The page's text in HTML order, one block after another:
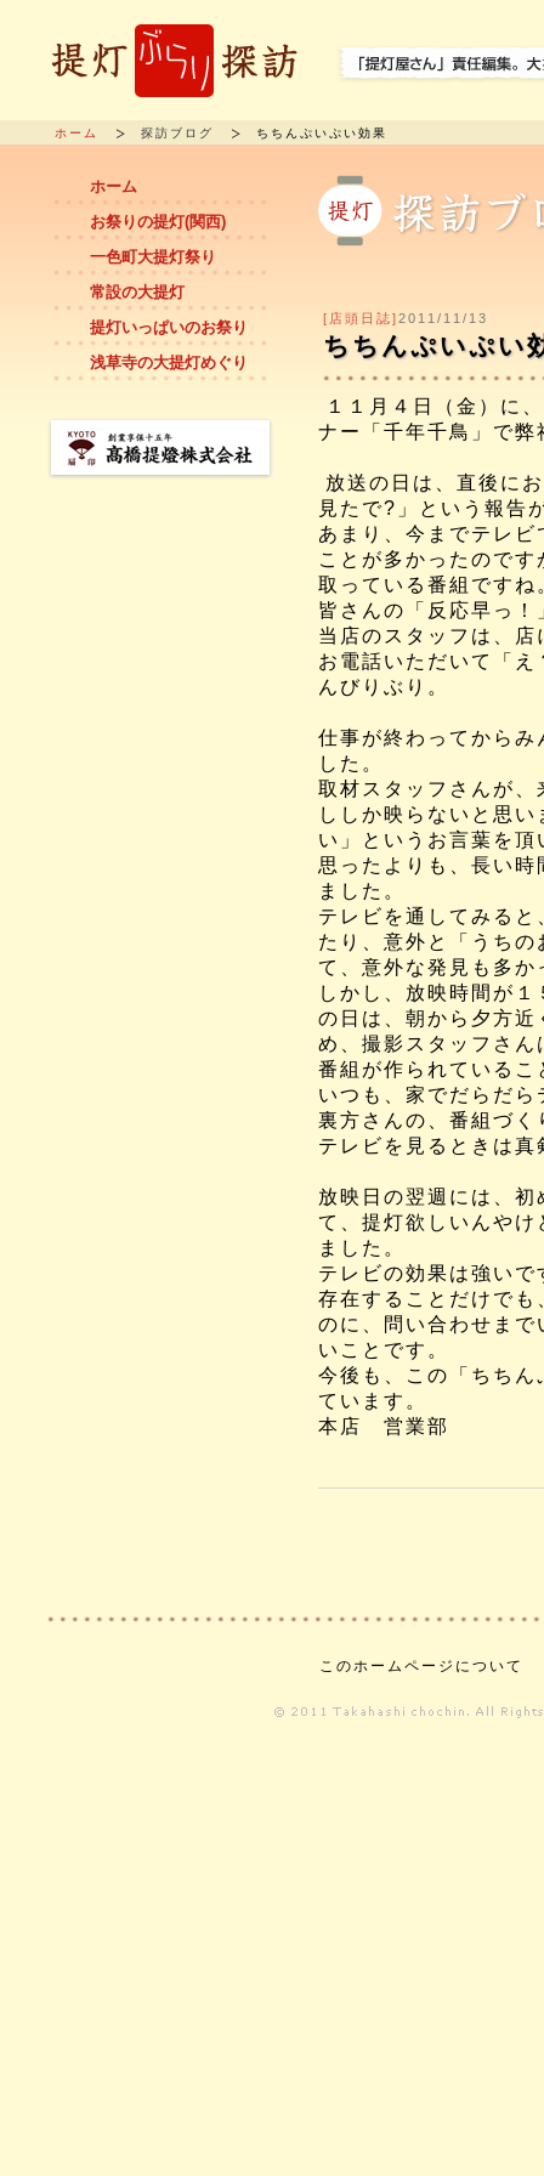
ホーム 探訪ブログ ちちんぷいぷい効果
[店頭日誌]2011/11/13
ちちんぷいぷい
１１月４日（金）に
ナー「千年千鳥」で弊
放送の日は、直後に
見たで?」
という報告
あまり、今までテレ
ことが多かったのです
取っている番組ですね
皆さんの「 反応早っ！
当店のスタッフは、
お電話いただいて「
んびりぶり。
仕事が終わってから
した。
取材スタッフさんが
ししか映らないと思
い」
というお言葉を
思ったよりも、長い
ました。
テレビを通してみる
たり、 意外と「うちの
て、 意外な発見も多か
しかし、放映時間が
の日は、 朝から夕方近
め、 撮影スタッフさん
番組が作られているこ
いつも、家でだらだ
裏方さんの、番組づ
テレビを見るときは
放映日の翌週には、
て、 提灯欲しいんや
ました。
テレビの効果は強い
存在することだけでも
のに、 問い合わせま
いことです。
今後も、この「ちち
ています。
本店 営業部
ホーム
お祭りの提灯(関西)
一色町大提灯祭り
常設の大提灯
提灯いっぱいのお祭り
浅草寺の大提灯めぐり
このホームページについて